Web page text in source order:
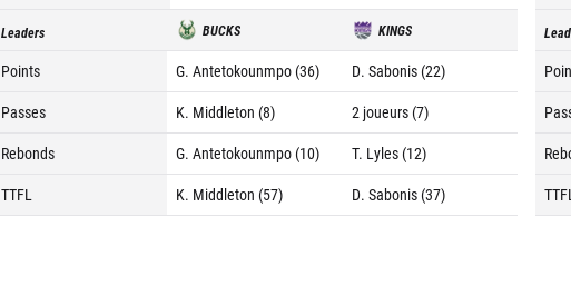
Leaders BUCKS KINGS
Points G. Antetokounmpo (36)
D. Sabonis (22)
Passes
K. Middleton (8)
2 joueurs (7)
Rebonds
G. Antetokounmpo (10)
T. Lyles (12)
TTFL
K. Middleton (57) D. Sabonis (37)